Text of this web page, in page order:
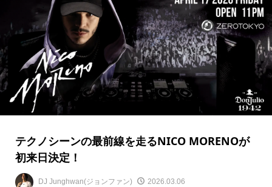
テクノシーンの最前線を走るNICO MORENOが
初来日決定！
DJ Junghwan(ジョンファン) 2026.03.06